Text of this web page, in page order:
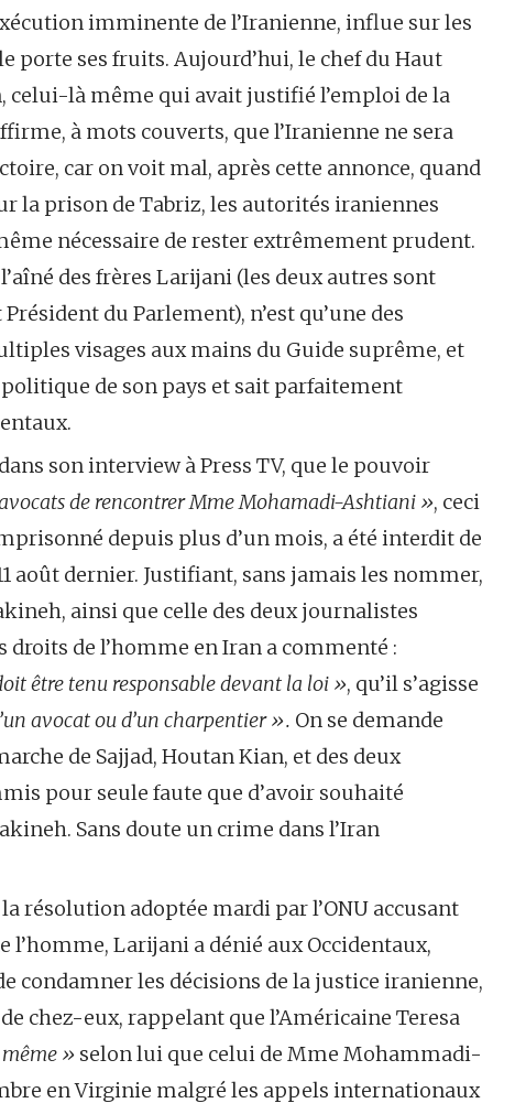
imminente de l’Iranienne, influe sur les
porte ses fruits. Aujourd’hui, le chef du Haut
celui-là même qui avait justifié l’emploi de la
à mots couverts, que l’Iranienne ne sera
car on voit mal, après cette annonce, quand
la prison de Tabriz, les autorités iraniennes
nécessaire de rester extrêmement prudent.
des frères Larijani (les deux autres sont
du Parlement), n’est qu’une des
visages aux mains du Guide suprême, et
de son pays et sait parfaitement
son interview à Press TV, que le pouvoir
de rencontrer Mme Mohamadi-Ashtiani », ceci
depuis plus d’un mois, a été interdit de
août dernier. Justifiant, sans jamais les nommer,
ainsi que celle des deux journalistes
droits de l’homme en Iran a commenté :
être tenu responsable devant la loi », qu’il s’agisse
avocat ou d’un charpentier ». On se demande
de Sajjad, Houtan Kian, et des deux
pour seule faute que d’avoir souhaité
Sans doute un crime dans l’Iran
résolution adoptée mardi par l’ONU accusant
l’homme, Larijani a dénié aux Occidentaux,
condamner les décisions de la justice iranienne,
chez-eux, rappelant que l’Américaine Teresa
» selon lui que celui de Mme Mohammadi-
en Virginie malgré les appels internationaux